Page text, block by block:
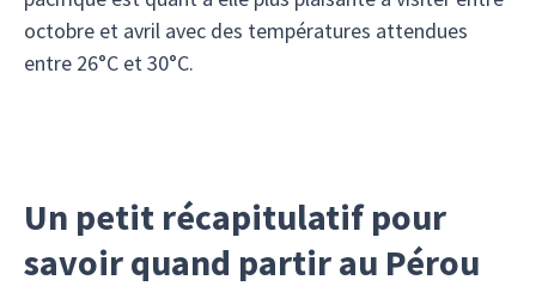
octobre et avril avec des températures attendues
entre 26°C et 30°C.
Un petit récapitulatif pour
savoir quand partir au Pérou